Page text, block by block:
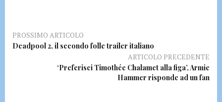
PROSSIMO ARTICOLO
Deadpool 2, il secondo folle trailer italiano
ARTICOLO PRECEDENTE
‘Preferisci Timothée Chalamet alla figa’, Armie
Hammer risponde ad un fan